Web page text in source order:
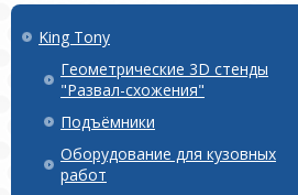
King Tony
Геометрические 3D стенды
"Развал-схожения"
Подъёмники
Оборудование для кузовных
работ